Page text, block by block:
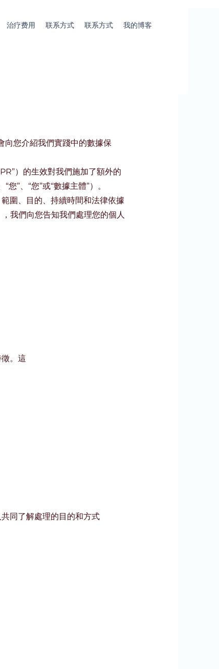
治疗费用 联系方式 联系方式 我的博客
向您介紹我們實踐中的數據保
）的生效對我們施加了額外的
”、“您”或“數據主體”）。
圍、目的、持續時間和法律依據
我們向您告知我們處理您的個人
。這
同了解處理的目的和方式